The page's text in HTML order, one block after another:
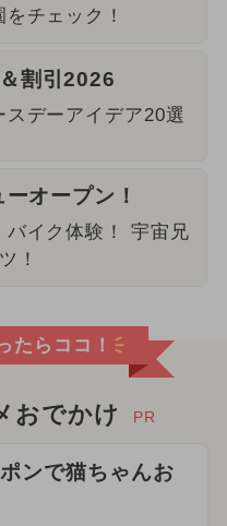
チェック！
割引2026
スデーアイデア20選
オープン！
バイク体験！ 宇宙兄
！
たらココ！
おでかけ PR
ンで猫ちゃんお